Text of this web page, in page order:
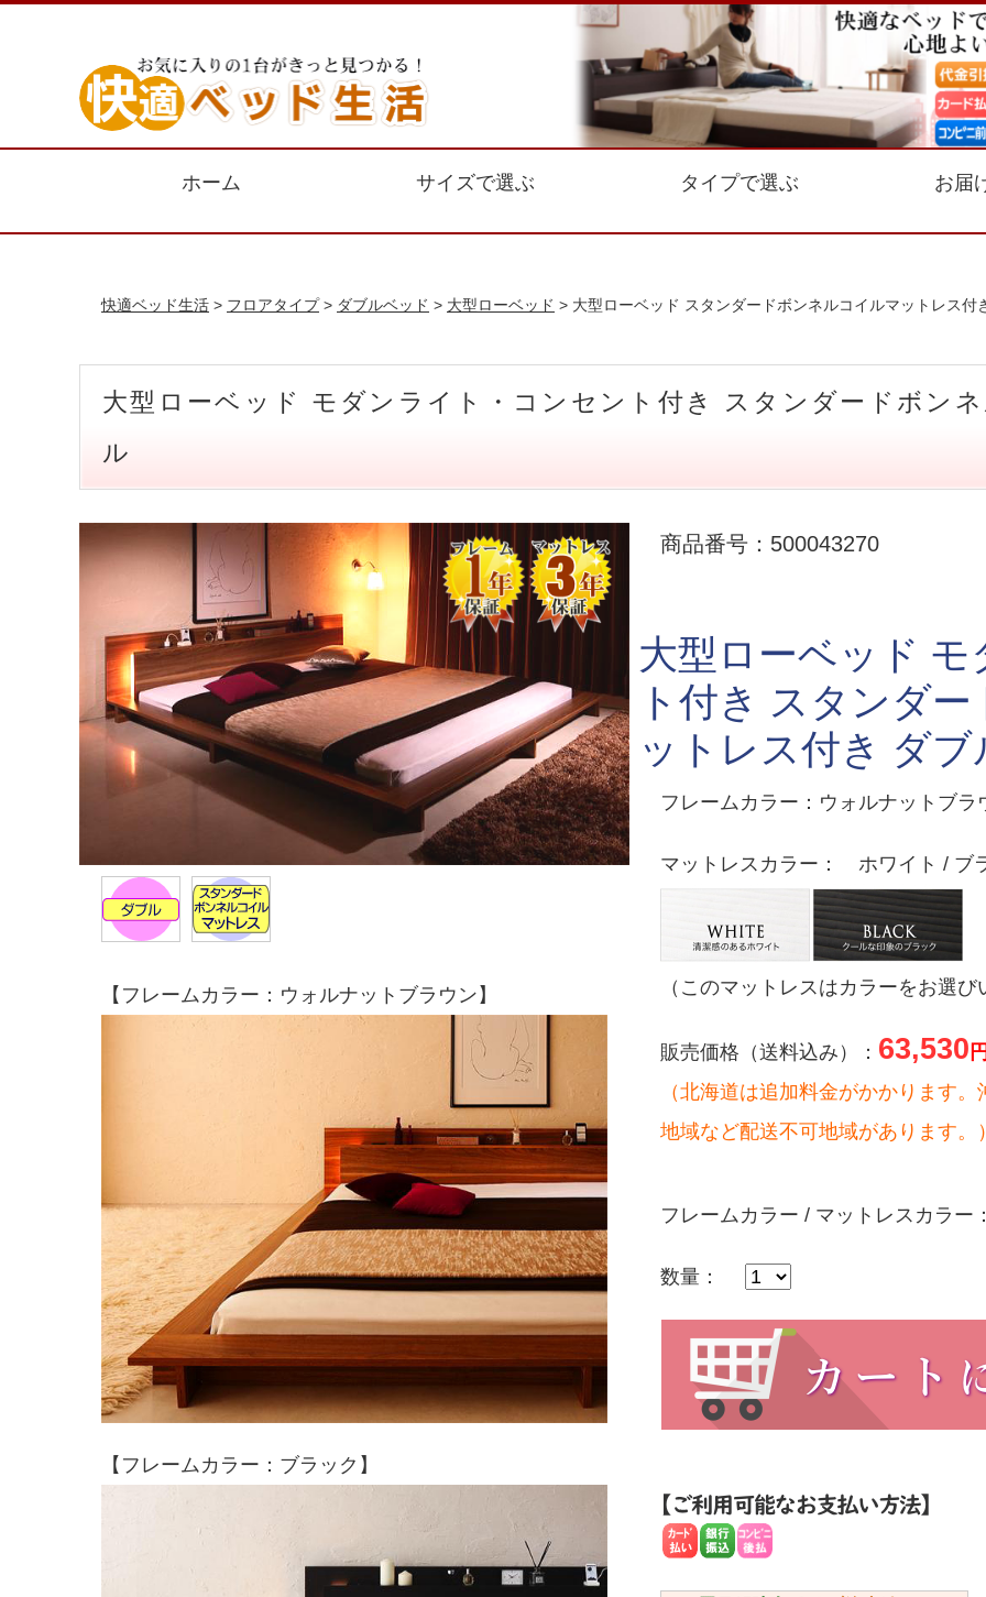
ホーム サイズで選ぶ タイプで選ぶ お届
快適ベッド生活 > フロアタイプ> ダブルベッド > 大型ローベッド > 大型ローベッド スタンダードボンネルコイルマットレス付
大型ローベッド モダンライト・コンセント付き スタンダードボン
ル
【フレームカラー：ウォルナットブラウン】
【フレームカラー：ブラック】
商品番号：500043270
大型ローベッド
ト付き スタンダ
ットレス付き ダブ
フレームカラー：ウォルナットブラ
マットレスカラー： ホワイト / ブ
（このマットレスはカラーをお選び
販売価格（送料込み）： 63,530 円
（北海道は追加料金がかかります
地域など配送不可地域があります。）
フレームカラー / マットレスカラー
数量：